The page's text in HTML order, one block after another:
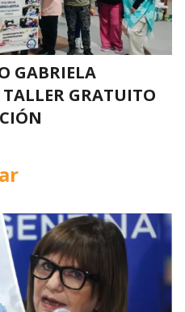
GABRIELA
GRATUITO